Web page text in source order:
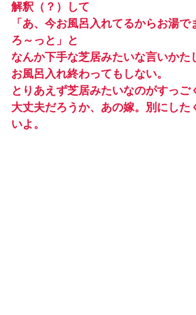
解釈（？）して
「あ、今お風呂入れてるからお湯
ろ～っと」と
なんか下手な芝居みたいな言いかた
お風呂入れ終わってもしない。
とりあえず芝居みたいなのがすっご
大丈夫だろうか、あの嫁。別にした
いよ。